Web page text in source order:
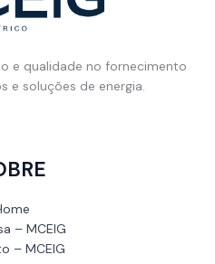
e qualidade no fornecimento
e soluções de energia.
– MCEIG
– MCEIG